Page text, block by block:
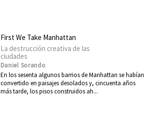
First We Take Manhattan
La destrucción creativa de las
ciudades
Daniel Sorando
En los sesenta algunos barrios de Manhattan se habían
convertido en paisajes desolados y, cincuenta años
más tarde, los pisos construidos ah...